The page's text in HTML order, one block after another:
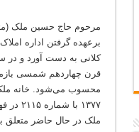
برعهده گرفتن اداره
قرن چهاردهم شمسی
ملک در حال حاضر متعلق